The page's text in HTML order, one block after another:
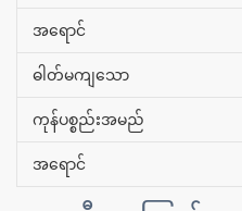
အရောင်
ဓါတ်မကျသော
ကုန်ပစ္စည်းအမည်
အရောင်